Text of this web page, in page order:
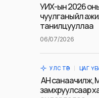
УИХ-ын 2026
чуулганы үйл
танилцууллаа
06/07/2026
УЛС ТӨР ЦАГ
АН санаачилж,
замхруулсаар